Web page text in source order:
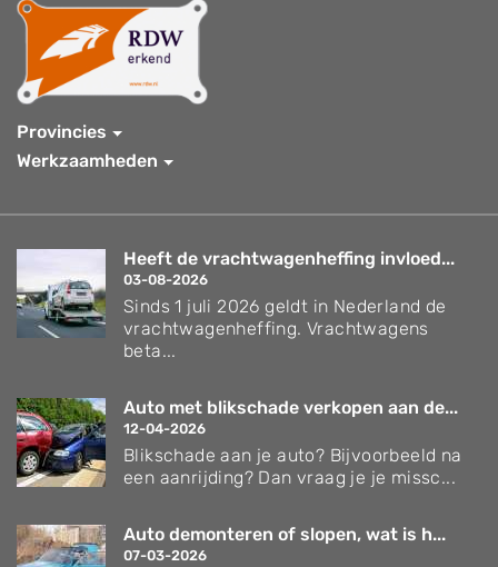
Provincies
Werkzaamheden
Heeft de vrachtwagenheffing invloed...
03-08-2026
Sinds 1 juli 2026 geldt in Nederland de
vrachtwagenheffing. Vrachtwagens
beta...
Auto met blikschade verkopen aan de...
12-04-2026
Blikschade aan je auto? Bijvoorbeeld na
een aanrijding? Dan vraag je je missc...
Auto demonteren of slopen, wat is h...
07-03-2026